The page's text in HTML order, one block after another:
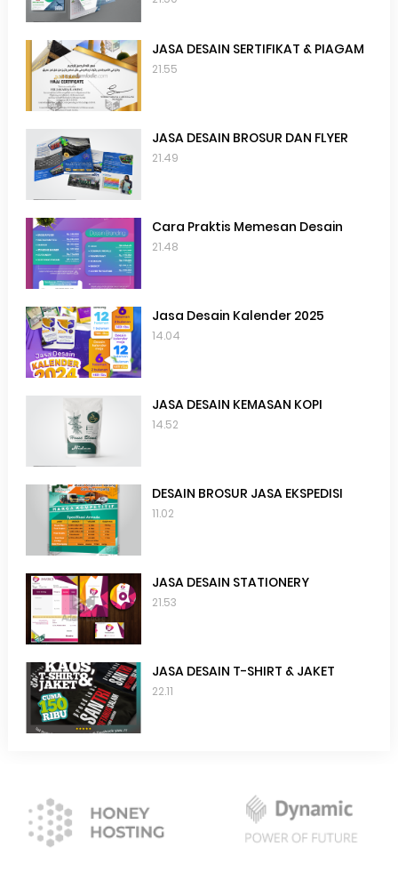
JASA DESAIN SERTIFIKAT & PIAGAM
21.55
JASA DESAIN BROSUR DAN FLYER
21.49
Cara Praktis Memesan Desain
21.48
Jasa Desain Kalender 2025
14.04
JASA DESAIN KEMASAN KOPI
14.52
DESAIN BROSUR JASA EKSPEDISI
11.02
JASA DESAIN STATIONERY
21.53
JASA DESAIN T-SHIRT & JAKET
22.11